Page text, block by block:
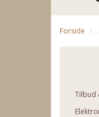
Forside
Tilbud